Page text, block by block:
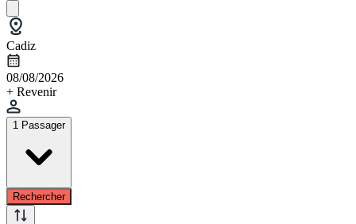
Cadiz
08/08/2026
+ Revenir
1 Passager
Rechercher